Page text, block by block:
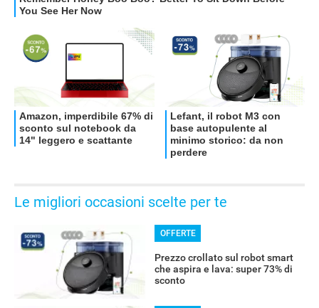
Le migliori occasioni scelte per te
OFFERTE
Prezzo crollato sul robot smart
che aspira e lava: super 73% di
sconto